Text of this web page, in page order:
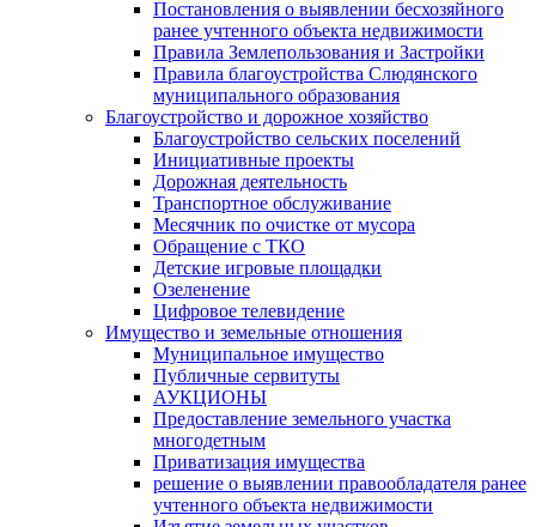
Постановления о выявлении бесхозяйного
ранее учтенного объекта недвижимости
Правила Землепользования и Застройки
Правила благоустройства Слюдянского
муниципального образования
Благоустройство и дорожное хозяйство
Благоустройство сельских поселений
Инициативные проекты
Дорожная деятельность
Транспортное обслуживание
Месячник по очистке от мусора
Обращение с ТКО
Детские игровые площадки
Озеленение
Цифровое телевидение
Имущество и земельные отношения
Муниципальное имущество
Публичные сервитуты
АУКЦИОНЫ
Предоставление земельного участка
многодетным
Приватизация имущества
решение о выявлении правообладателя ранее
учтенного объекта недвижимости